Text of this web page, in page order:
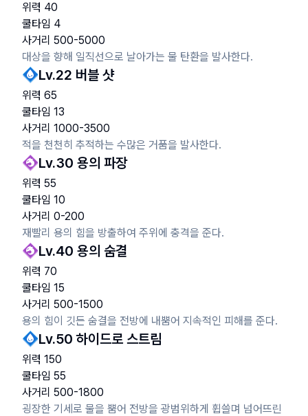
위력 40
쿨타임 4
사거리 500-5000
대상을 향해 일직선으로 날아가는 물 탄환을 발사한다.
Lv.22 버블 샷
위력 65
쿨타임 13
사거리 1000-3500
적을 천천히 추적하는 수많은 거품을 발사한다.
Lv.30 용의 파장
위력 55
쿨타임 10
사거리 0-200
재빨리 용의 힘을 방출하여 주위에 충격을 준다.
Lv.40 용의 숨결
위력 70
쿨타임 15
사거리 500-1500
용의 힘이 깃든 숨결을 전방에 내뿜어 지속적인 피해를 준다.
Lv.50 하이드로 스트림
위력 150
쿨타임 55
사거리 500-1800
굉장한 기세로 물을 뿜어 전방을 광범위하게 휩쓸며 넘어뜨린